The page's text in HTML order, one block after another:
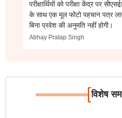
परीक्षार्थियों को परीक्षा केंद्र पर
के साथ एक मूल फोटो पहचान पत्र
बिना प्रवेश की अनुमति नहीं होगी।
Abhay Pratap Singh
[विशेष